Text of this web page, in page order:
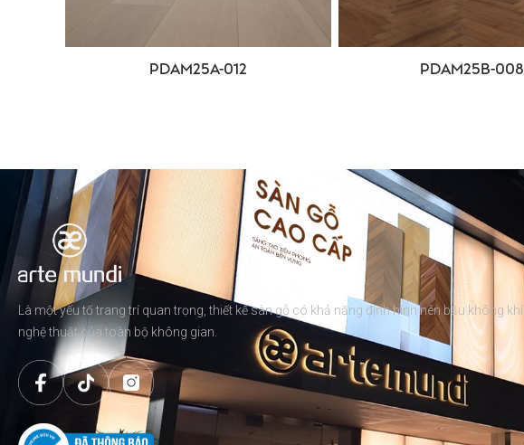
PDAM25A-012 PDAM25B-008
Là một yếu tố trang trí quan trọng, thiết kế sàn gỗ có khả năng định hình nên bầu không khí
nghệ thuật của toàn bộ không gian.